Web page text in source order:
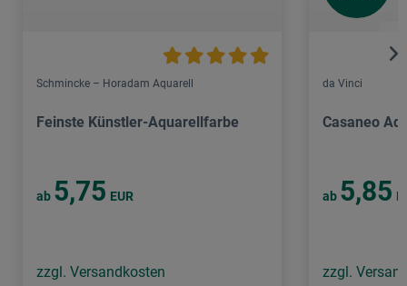
Schmincke – Horadam Aquarell
Feinste Künstler-Aquarellfarbe
ab 5,75 EUR
zzgl. Versandkosten
da Vinci
Casaneo
ab 5,85
zzgl.